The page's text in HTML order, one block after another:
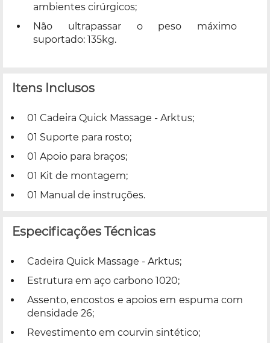
ambientes cirúrgicos;
Não ultrapassar o peso máximo
suportado: 135kg.
Itens Inclusos
01 Cadeira Quick Massage - Arktus;
01 Suporte para rosto;
01 Apoio para braços;
01 Kit de montagem;
01 Manual de instruções.
Especificações Técnicas
Cadeira Quick Massage - Arktus;
Estrutura em aço carbono 1020;
Assento, encostos e apoios em espuma com
densidade 26;
Revestimento em courvin sintético;